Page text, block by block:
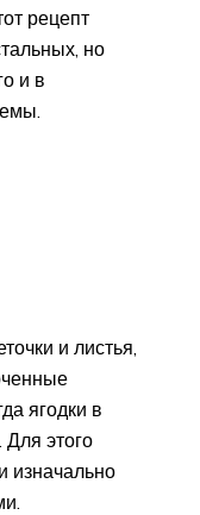
рецепт
но
и в
и листья,
ягодки в
Для этого
изначально